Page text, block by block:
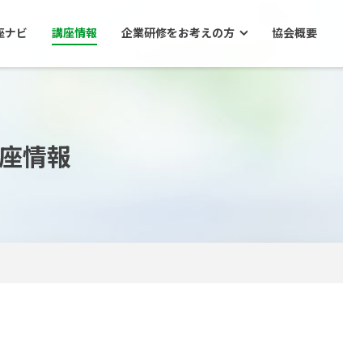
ナビ 講座情報 企業研修をお考えの方 協会概要
情報